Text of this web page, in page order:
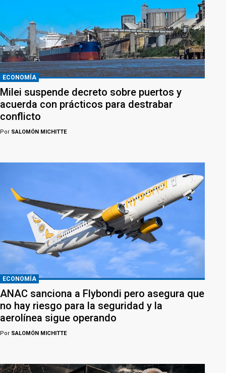
ECONOMÍA
Milei suspende decreto sobre puertos y
acuerda con prácticos para destrabar
conflicto
Por SALOMÓN MICHITTE
ECONOMÍA
ANAC sanciona a Flybondi pero asegura que
no hay riesgo para la seguridad y la
aerolínea sigue operando
Por SALOMÓN MICHITTE